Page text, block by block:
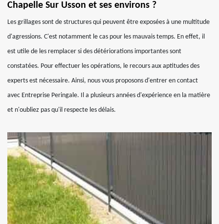
Chapelle Sur Usson et ses environs ?
Les grillages sont de structures qui peuvent être exposées à une multitude
d'agressions. C'est notamment le cas pour les mauvais temps. En effet, il
est utile de les remplacer si des détériorations importantes sont
constatées. Pour effectuer les opérations, le recours aux aptitudes des
experts est nécessaire. Ainsi, nous vous proposons d'entrer en contact
avec Entreprise Peringale. Il a plusieurs années d'expérience en la matière
et n'oubliez pas qu'il respecte les délais.